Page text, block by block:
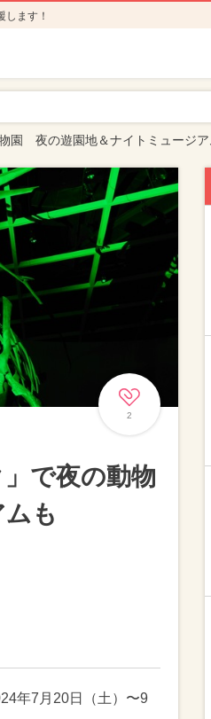
ます！
園 夜の遊園地＆ナイトミュージア
2
で夜の動物
も
年7月20日（土）〜9